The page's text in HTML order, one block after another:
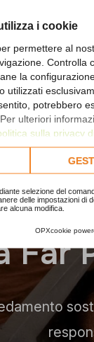
i cookie
permettere al
Controlla
la
utilizzati
potrebbero
ulteriori
sulla privacy
cookie
selezione del
delle impostazioni di
alcuna modifica.
OPXcookie
Far